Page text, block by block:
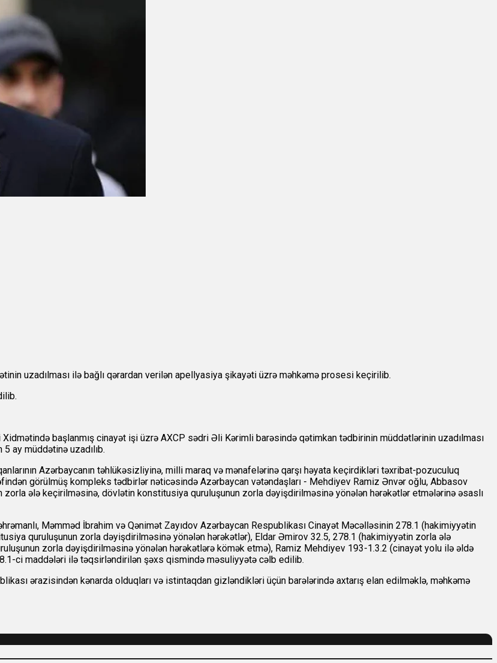
uzadılması ilə bağlı qərardan verilən apellyasiya şikayəti üzrə məhkəmə prosesi keçirilib.
başlanmış cinayət işi üzrə AXCP sədri Əli Kərimli barəsində qətimkan tədbirinin müddətlərinin uzadılması
ay müddətinə uzadılıb.
Azərbaycanın təhlükəsizliyinə, milli maraq və mənafelərinə qarşı həyata keçirdikləri təxribat-pozuculuq
görülmüş kompleks tədbirlər nəticəsində Azərbaycan vətəndaşları - Mehdiyev Ramiz Ənvər oğlu, Abbasov
ələ keçirilməsinə, dövlətin konstitusiya quruluşunun zorla dəyişdirilməsinə yönələn hərəkətlər etmələrinə əsaslı
Məmməd İbrahim və Qənimət Zayıdov Azərbaycan Respublikası Cinayət Məcəlləsinin 278.1 (hakimiyyətin
quruluşunun zorla dəyişdirilməsinə yönələn hərəkətlər), Eldar Əmirov 32.5, 278.1 (hakimiyyətin zorla ələ
zorla dəyişdirilməsinə yönələn hərəkətlərə kömək etmə), Ramiz Mehdiyev 193-1.3.2 (cinayət yolu ilə əldə
ci maddələri ilə təqsirləndirilən şəxs qismində məsuliyyətə cəlb edilib.
ərazisindən kənarda olduqları və istintaqdan gizləndikləri üçün barələrində axtarış elan edilməklə, məhkəmə